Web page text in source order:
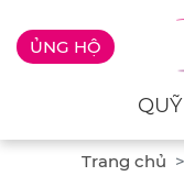
ỦNG HỘ
Trang chủ